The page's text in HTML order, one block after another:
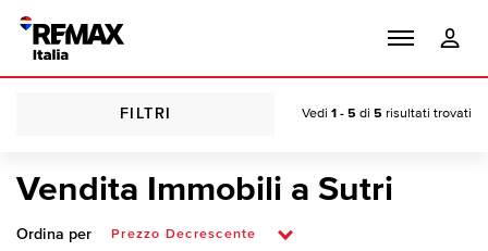
FILTRI Vedi 1 - 5 di 5 risultati trovati
Vendita Immobili a Sutri
Ordina per